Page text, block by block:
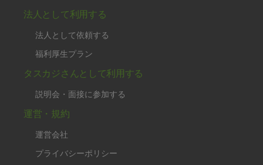
法人として利用する
法人として依頼する
福利厚生プラン
タスカジさんとして利用する
説明会・面接に参加する
運営・規約
運営会社
プライバシーポリシー